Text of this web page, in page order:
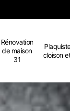
Rénovation
de maison
31
cloison